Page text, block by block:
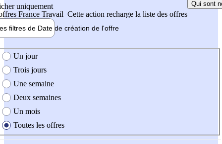
uniquement
France Travail Cette action recharge la liste des offres
Qui sont
filtres de Date de création de l'offre
création de l'offre
Un jour
Trois jours
Une semaine
Deux semaines
Un mois
Toutes les offres